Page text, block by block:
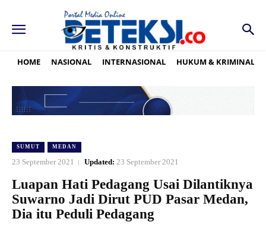
HOME NASIONAL INTERNASIONAL HUKUM & KRIMINAL
SUMUT MEDAN
23 September 2021 Updated: 23 September 2021
Luapan Hati Pedagang Usai Dilantiknya
Suwarno Jadi Dirut PUD Pasar Medan,
Dia itu Peduli Pedagang